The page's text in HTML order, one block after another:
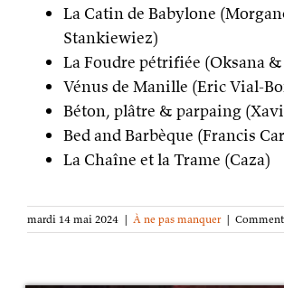
La Catin de Babylone
Stankiewiez)
La Foudre pétrifiée (Oksana
Vénus de Manille (Eric Vial-
Béton, plâtre & parpaing
Bed and Barbèque (Francis
La Chaîne et la Trame (Caza)
mardi 14 mai 2024 | À ne pas manquer |